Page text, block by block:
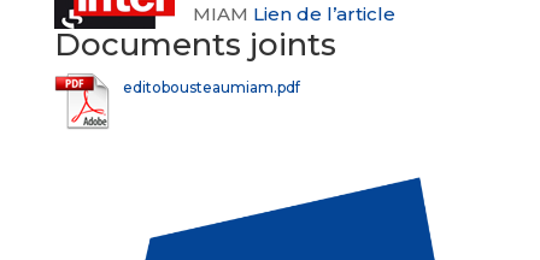
MIAM Lien de l’article
Documents joints
editobousteaumiam.pdf